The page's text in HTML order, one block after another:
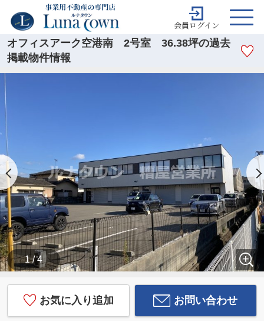
会員ログイン
オフィスアーク空港南 2号室 36.38坪の過去
掲載物件情報
1 / 4
お気に入り追加 お問い合わせ